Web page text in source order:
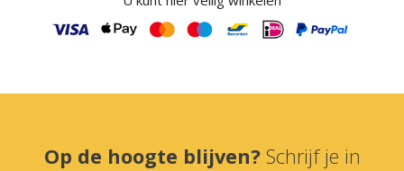
Op de hoogte blijven? Schrijf je in